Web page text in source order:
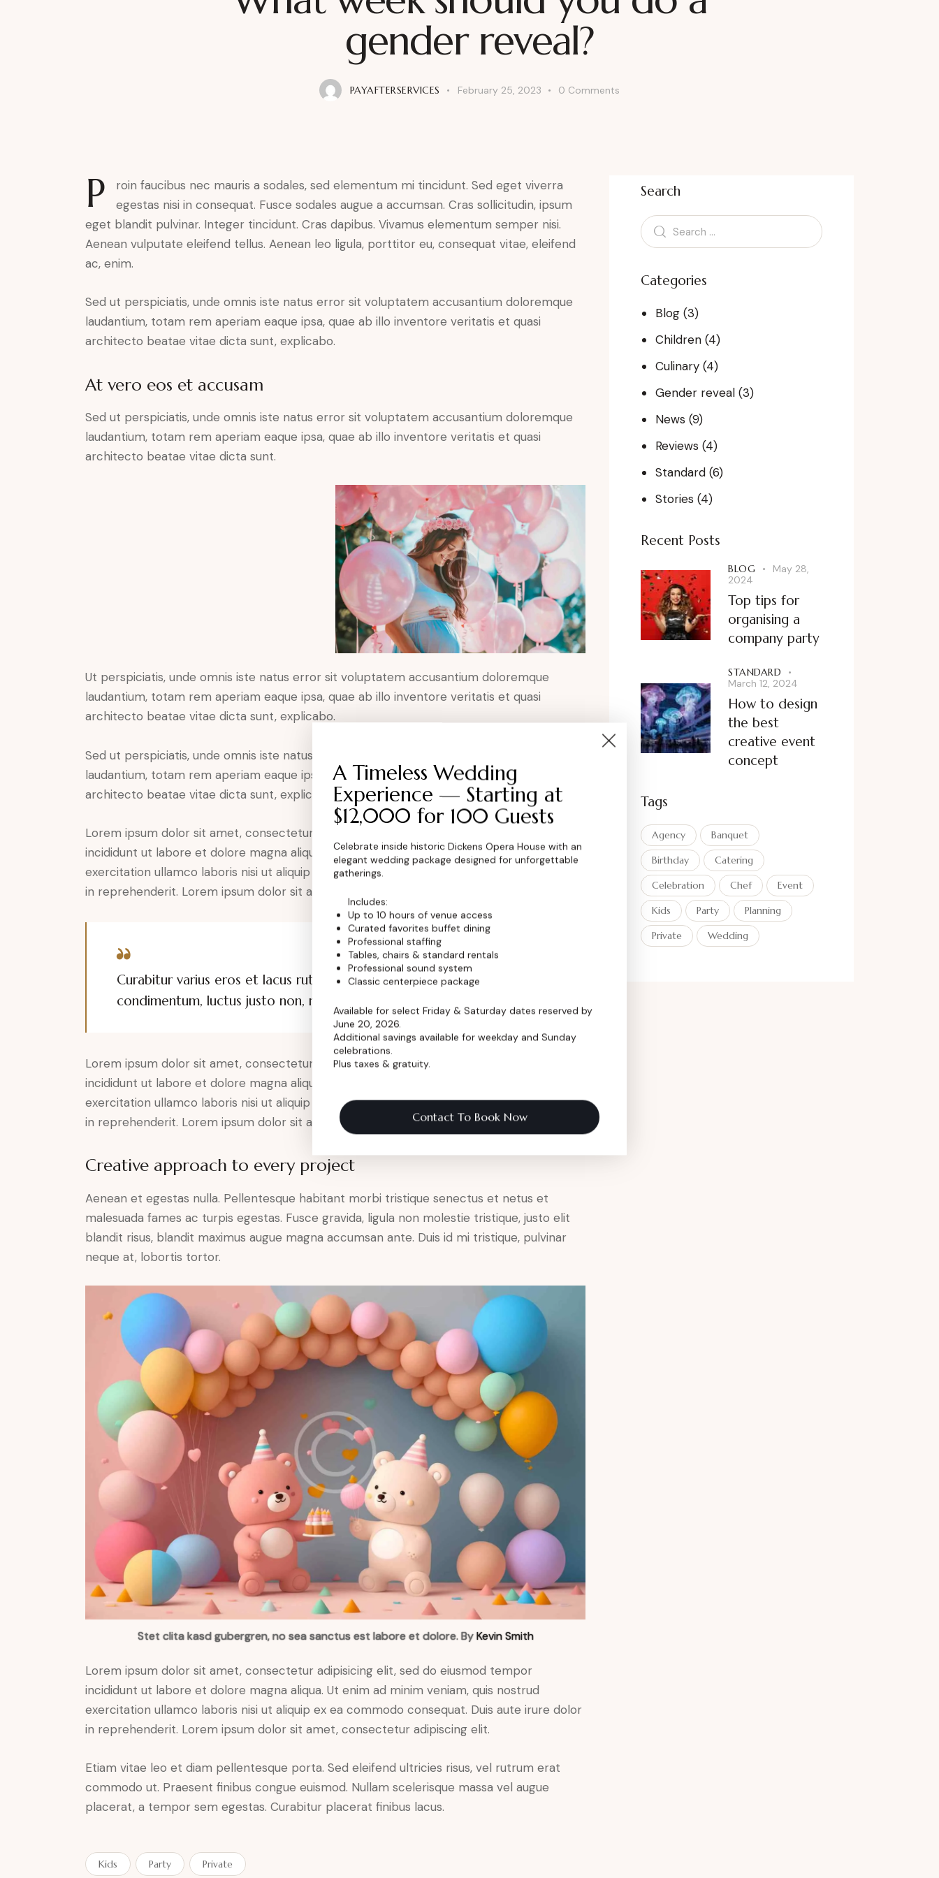
gender reveal?
PAYAFTERSERVICES February 25, 2023 0 Comments
P
roin faucibus nec mauris a sodales, sed elementum mi tincidunt. Sed eget viverra
egestas nisi in consequat. Fusce sodales augue a accumsan. Cras sollicitudin, ipsum
eget blandit pulvinar. Integer tincidunt. Cras dapibus. Vivamus elementum semper nisi.
Aenean vulputate eleifend tellus. Aenean leo ligula, porttitor eu, consequat vitae, eleifend
ac, enim.
Sed ut perspiciatis, unde omnis iste natus error sit voluptatem accusantium doloremque
laudantium, totam rem aperiam eaque ipsa, quae ab illo inventore veritatis et quasi
architecto beatae vitae dicta sunt, explicabo.
At vero eos et accusam
Sed ut perspiciatis, unde omnis iste natus error sit voluptatem accusantium doloremque
laudantium, totam rem aperiam eaque ipsa, quae ab illo inventore veritatis et quasi
architecto beatae vitae dicta sunt.
Ut perspiciatis, unde omnis iste natus error sit voluptatem accusantium doloremque
laudantium, totam rem aperiam eaque ipsa, quae ab illo inventore veritatis et quasi
architecto beatae vitae dicta sunt, explicabo.
Sed ut perspiciatis, unde omnis iste natus error sit voluptatem accusantium doloremque
laudantium, totam rem aperiam eaque ipsa, quae ab illo inventore veritatis et quasi
architecto beatae vitae dicta sunt, explicabo.
Lorem ipsum dolor sit amet, consectetur adipisicing elit, sed do eiusmod tempor
incididunt ut labore et dolore magna aliqua. Ut enim ad minim veniam, quis nostrud
exercitation ullamco laboris nisi ut aliquip ex ea commodo consequat. Duis aute irure dolor
in reprehenderit. Lorem ipsum dolor sit amet, consectetur adipiscing elit.
Curabitur varius eros et lacus rutrum consequat. Mauris sollicitudin enim
condimentum, luctus justo non, molestie nisl.
Lorem ipsum dolor sit amet, consectetur adipisicing elit, sed do eiusmod tempor
incididunt ut labore et dolore magna aliqua. Ut enim ad minim veniam, quis nostrud
exercitation ullamco laboris nisi ut aliquip ex ea commodo consequat. Duis aute irure dolor
in reprehenderit. Lorem ipsum dolor sit amet, consectetur adipiscing elit.
Creative approach to every project
Aenean et egestas nulla. Pellentesque habitant morbi tristique senectus et netus et
malesuada fames ac turpis egestas. Fusce gravida, ligula non molestie tristique, justo elit
blandit risus, blandit maximus augue magna accumsan ante. Duis id mi tristique, pulvinar
neque at, lobortis tortor.
Stet clita kasd gubergren, no sea sanctus est labore et dolore. ByKevin Smith
Lorem ipsum dolor sit amet, consectetur adipisicing elit, sed do eiusmod tempor
incididunt ut labore et dolore magna aliqua. Ut enim ad minim veniam, quis nostrud
exercitation ullamco laboris nisi ut aliquip ex ea commodo consequat. Duis aute irure dolor
in reprehenderit. Lorem ipsum dolor sit amet, consectetur adipiscing elit.
Etiam vitae leo et diam pellentesque porta. Sed eleifend ultricies risus, vel rutrum erat
commodo ut. Praesent finibus congue euismod. Nullam scelerisque massa vel augue
placerat, a tempor sem egestas. Curabitur placerat finibus lacus.
Kids Party Private
Search
Categories
Blog(3)
Children(4)
Culinary(4)
Gender reveal(3)
News (9)
Reviews (4)
Standard(6)
Stories (4)
Recent Posts
BLOG
May 28,
2024
Top tips for
organising a
company party
STANDARD
March 12, 2024
How to design
the best
creative event
concept
Tags
Agency
Banquet
Birthday
Catering
Celebration
Chef
Event
Kids
Party
Planning
Private
Wedding
A Timeless Wedding
Experience — Starting at
$12,000 for 100 Guests
Celebrate inside historic Dickens Opera House with an
elegant wedding package designed for unforgettable
gatherings.
Includes:
Up to 10 hours of venue access
Curated favorites buffet dining
Professional staffing
Tables, chairs & standard rentals
Professional sound system
Classic centerpiece package
Available for select Friday & Saturday dates reserved by
June 20, 2026.
Additional savings available for weekday and Sunday
celebrations.
Plus taxes & gratuity.
Contact To Book Now